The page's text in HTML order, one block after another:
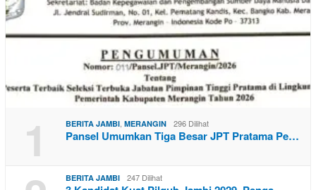
1 BERITA JAMBI, MERANGIN 296 Dilihat
Pansel Umumkan Tiga Besar JPT Pratama Pe…
BERITA JAMBI 247 Dilihat